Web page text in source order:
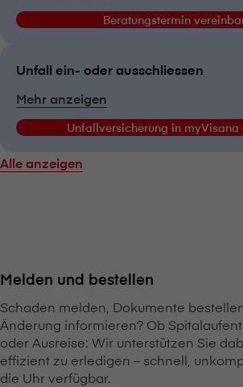
Beratungstermin
Unfall ein- oder ausschliessen
Mehr anzeigen
Unfallversicherung in myVisana
Alle anzeigen
Melden und bestellen
Schaden melden, Dokumente
Änderung informieren? Ob
oder Ausreise: Wir unterstützen Sie
effizient zu erledigen – schnell,
die Uhr verfügbar.